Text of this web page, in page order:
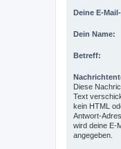
Deine E-
Dein Name:
Betreff:
Diese
Text
kein HTML
Antwort-
wird deine E-
angegeben.